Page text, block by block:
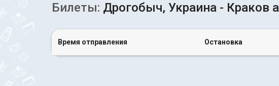
Билеты: Дрогобыч, Украина - Краков
Время отправления Остановка